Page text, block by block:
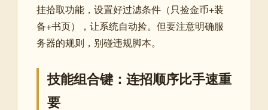
挂拾取功能，设置好过滤条件（只捡金币+装
备+书页），让系统自动捡。但要注意明确服
务器的规则，别碰违规脚本。
技能组合键：连招顺序比手速重
要